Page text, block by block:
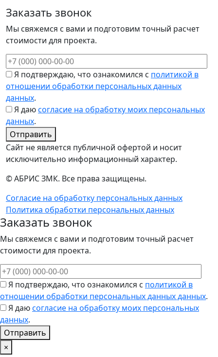
Заказать звонок
Мы свяжемся с вами и подготовим точный расчет
стоимости для проекта.
Я подтверждаю, что ознакомился с политикой в
отношении обработки персональных данных
данных.
Я даюсогласие на обработку моих персональных
данных.
Отправить
Сайт не является публичной офертой и носит
исключительно информационный характер.
© АБРИС ЗМК. Все права защищены.
Согласие на обработку персональных данных
Политика обработки персональных данных
Заказать звонок
Мы свяжемся с вами и подготовим точный расчет
стоимости для проекта.
Я подтверждаю, что ознакомился с политикой в
отношении обработки персональных данных данных.
Я даюсогласие на обработку моих персональных
данных.
Отправить
×